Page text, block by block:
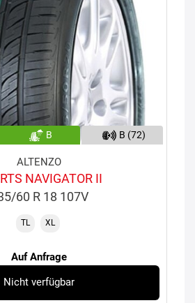
B B (72)
ALTENZO
NAVIGATOR II
60 R 18 107V
TL XL
Auf Anfrage
Nicht verfügbar